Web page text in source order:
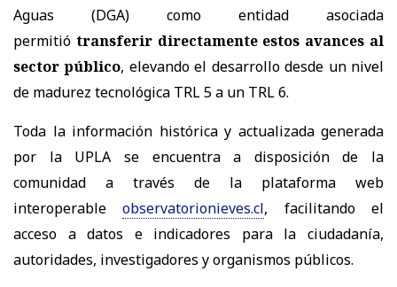
Aguas (DGA) como entidad asociada
permitió transferir directamente estos avances al
sector público, elevando el desarrollo desde un nivel
de madurez tecnológica TRL 5 a un TRL 6.
Toda la información histórica y actualizada generada
por la UPLA se encuentra a disposición de la
comunidad a través de la plataforma web
interoperable
observatorionieves.cl, facilitando el
acceso a datos e indicadores para la ciudadanía,
autoridades, investigadores y organismos públicos.